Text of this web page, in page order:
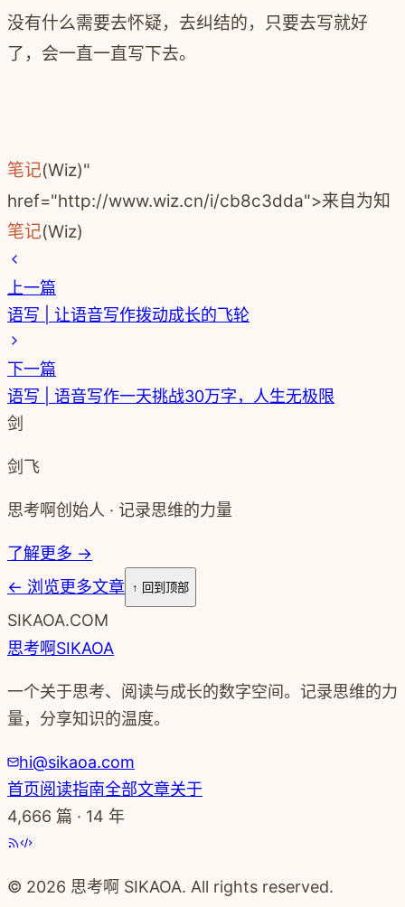
没有什么需要去怀疑，去纠结的，只要去写就好
了，会一直一直写下去。
笔记(Wiz)"
href="http://www.wiz.cn/i/cb8c3dda">来自为知
笔记(Wiz)
上一篇
语写 | 让语音写作拨动成长的飞轮
下一篇
语写 | 语音写作一天挑战30万字，人生无极限
剑
剑飞
思考啊创始人 · 记录思维的力量
了解更多 →
← 浏览更多文章 ↑ 回到顶部
SIKAOA.COM
思考啊SIKAOA
一个关于思考、阅读与成长的数字空间。记录思维的力
量，分享知识的温度。
hi@sikaoa.com
首页阅读指南全部文章关于
4,666 篇 · 14 年
© 2026 思考啊 SIKAOA. All rights reserved.